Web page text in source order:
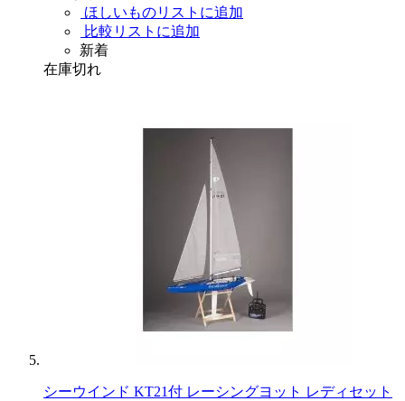
ほしいものリストに追加
比較リストに追加
新着
在庫切れ
シーウインド KT21付 レーシングヨット レディセット